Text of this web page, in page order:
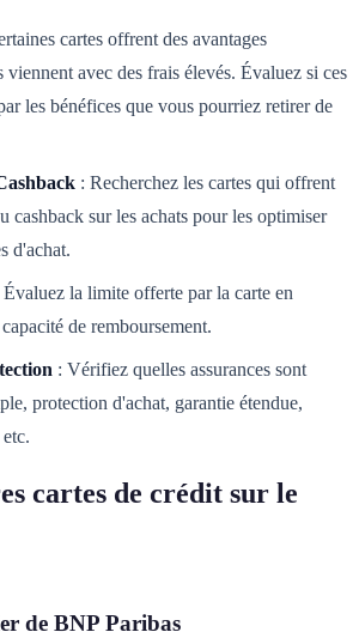
cartes offrent des avantages
viennent avec des frais élevés. Évaluez si ces
les bénéfices que vous pourriez retirer de
: Recherchez les cartes qui offrent
cashback sur les achats pour les optimiser
d'achat.
Évaluez la limite offerte par la carte en
de remboursement.
: Vérifiez quelles assurances sont
protection d'achat, garantie étendue,
cartes de crédit sur le
de BNP Paribas